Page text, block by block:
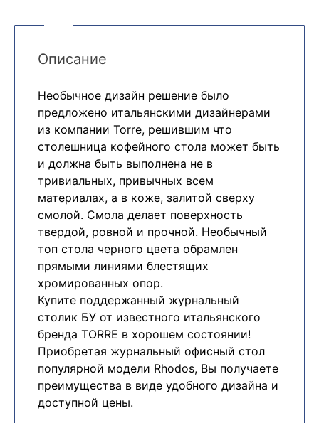
Описание
Необычное дизайн решение было
предложено итальянскими дизайнерами
из компании Torre, решившим что
столешница кофейного стола может быть
и должна быть выполнена не в
тривиальных, привычных всем
материалах, а в коже, залитой сверху
смолой. Смола делает поверхность
твердой, ровной и прочной. Необычный
топ стола черного цвета обрамлен
прямыми линиями блестящих
хромированных опор.
Купите поддержанный журнальный
столик БУ от известного итальянского
бренда TORRE в хорошем состоянии!
Приобретая журнальный офисный стол
популярной модели Rhodos, Вы получаете
преимущества в виде удобного дизайна и
доступной цены.